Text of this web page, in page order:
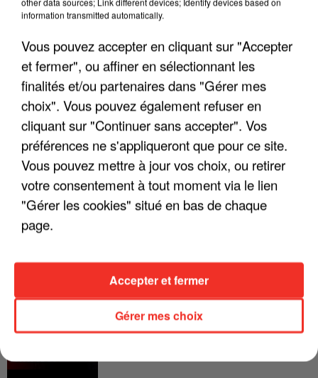
LES INTERVIEWS CHANTE
FRANCE
Voir plus
"JE SUIS À DISPOSITION DES
"ON A TOUS LE TRAC"
information transmitted automatically.
Vous pouvez accepter en cliquant sur "Accepter
et fermer", ou affiner en sélectionnant les
finalités et/ou partenaires dans "Gérer mes
choix". Vous pouvez également refuser en
cliquant sur "Continuer sans accepter". Vos
préférences ne s'appliqueront que pour ce site.
Vous pouvez mettre à jour vos choix, ou retirer
votre consentement à tout moment via le lien
"Gérer les cookies" situé en bas de chaque
page.
Gérer mes choix
Accepter et fermer